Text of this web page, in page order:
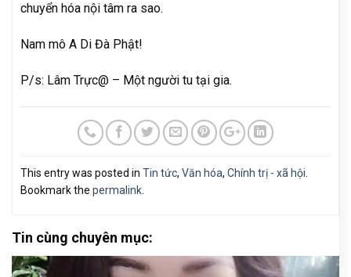
chuyển hóa nội tâm ra sao.
Nam mô A Di Đà Phật!
P/s: Lâm Trực@ – Một người tu tại gia.
This entry was posted in Tin tức, Văn hóa, Chính trị - xã hội
Bookmark the permalink
Tin cùng chuyên mục: